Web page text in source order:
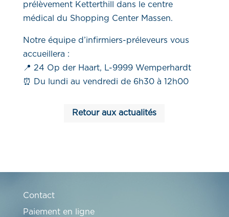
prélèvement Ketterthill dans le centre
médical du Shopping Center Massen.
Notre équipe d’infirmiers-préleveurs vous
accueillera :
📍 24 Op der Haart, L-9999 Wemperhardt
⏰ Du lundi au vendredi de 6h30 à 12h00
Retour aux actualités
Contact
Paiement en ligne